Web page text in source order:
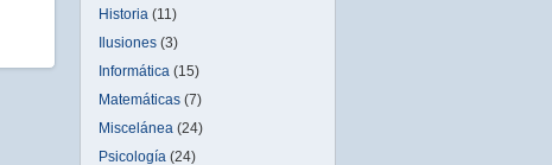
Historia (11)
Ilusiones (3)
Informática (15)
Matemáticas (7)
Miscelánea (24)
Psicología (24)